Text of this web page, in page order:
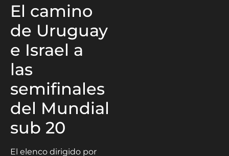
El camino
de Uruguay
e Israel a
las
semifinales
del Mundial
sub 20
El elenco dirigido por